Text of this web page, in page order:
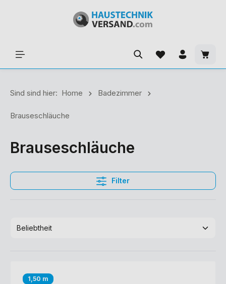
Sind sind hier: Home Badezimmer
Brauseschläuche
Brauseschläuche
Filter
1,50 m